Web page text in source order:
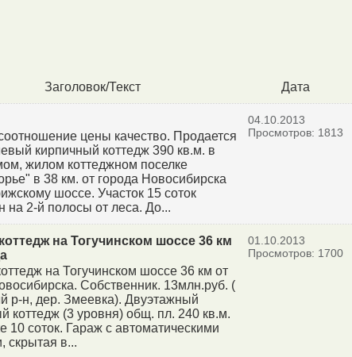
Заголовок/Текст Дата
цены качество. Продается
кирпичный коттедж 390 кв.м. в
жилом коттеджном поселке
в 38 км. от города Новосибирска
шоссе. Участок 15 соток
на 2-й полосы от леса. До...
04.10.2013
Просмотров: 1813
на Тогучинском шоссе 36 км
на Тогучинском шоссе 36 км от
Собственник. 13млн.руб. (
р-н, дер. Змеевка). Двуэтажный
коттедж (3 уровня) общ. пл. 240 кв.м.
10 соток. Гараж с автоматическими
скрытая в...
01.10.2013
Просмотров: 1700